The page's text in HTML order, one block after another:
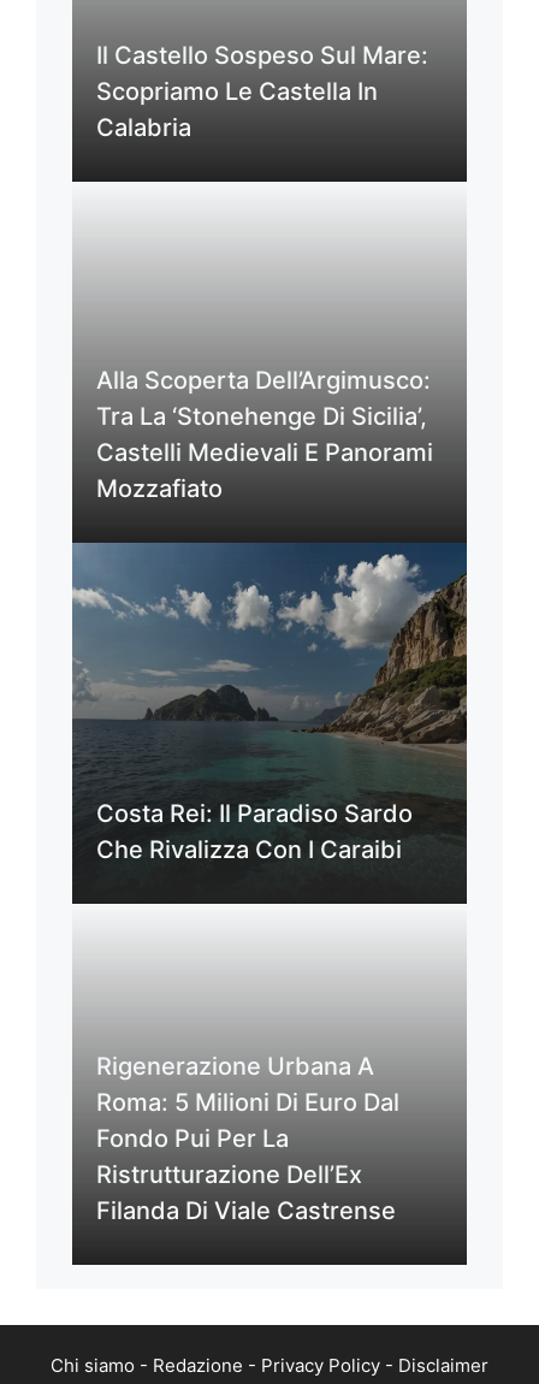
Il Castello Sospeso Sul Mare:
Scopriamo Le Castella In
Calabria
Alla Scoperta Dell’Argimusco:
Tra La ‘Stonehenge Di Sicilia’,
Castelli Medievali E Panorami
Mozzafiato
Costa Rei: Il Paradiso Sardo
Che Rivalizza Con I Caraibi
Rigenerazione Urbana A
Roma: 5 Milioni Di Euro Dal
Fondo Pui Per La
Ristrutturazione Dell’Ex
Filanda Di Viale Castrense
Chi siamo - Redazione - Privacy Policy - Disclaimer